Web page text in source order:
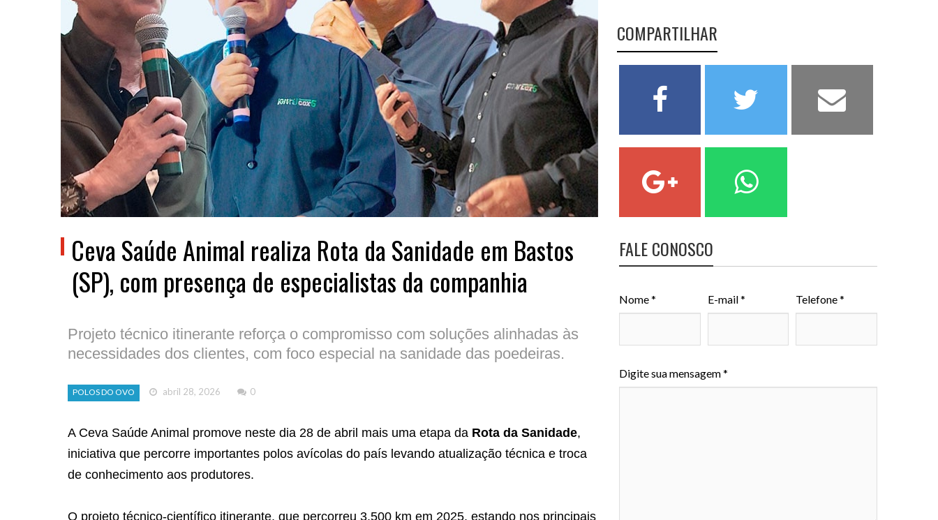
Ceva Saúde Animal realiza Rota da Sanidade em Bastos
(SP), com presença de especialistas da companhia
Projeto técnico itinerante reforça o compromisso com soluções alinhadas às
necessidades dos clientes, com foco especial na sanidade das poedeiras.
POLOS DO OVO abril 28, 2026 0
A Ceva Saúde Animal promove neste dia 28 de abril mais uma etapa da Rota da Sanidade,
iniciativa que percorre importantes polos avícolas do país levando atualização técnica e troca
de conhecimento aos produtores.
O projeto técnico-científico itinerante, que percorreu 3.500 km em 2025, estando nos principais
COMPARTILHAR
FALE CONOSCO
Nome * E-mail * Telefone *
Digite sua mensagem *